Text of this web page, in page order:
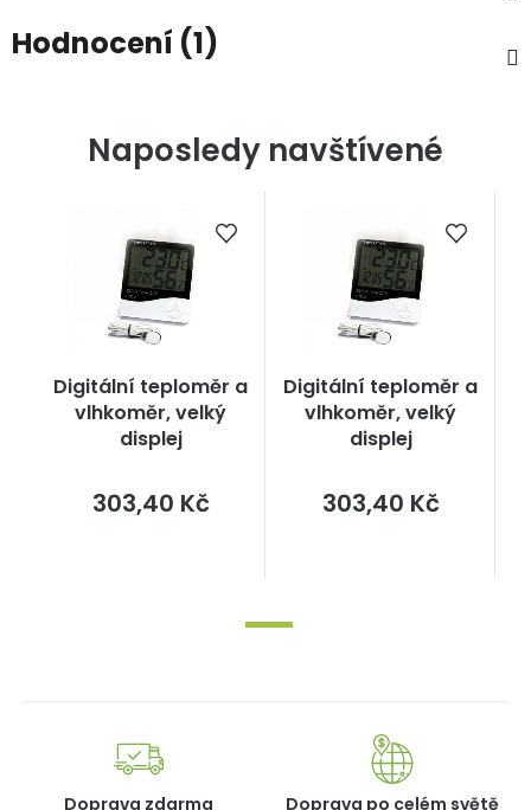
Hodnocení (1)
Naposledy navštívené
Digitální teploměr a
vlhkoměr, velký
displej
303,40 KčMěrná
cena:
Digitální teploměr a
vlhkoměr, velký
displej
303,40 KčMěrná
cena:
Doprava zdarma
Doprava po celém světě